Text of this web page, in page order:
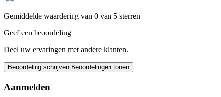
Gemiddelde waardering van 0 van 5 sterren
Geef een beoordeling
Deel uw ervaringen met andere klanten.
Beoordeling schrijven Beoordelingen tonen
Aanmelden